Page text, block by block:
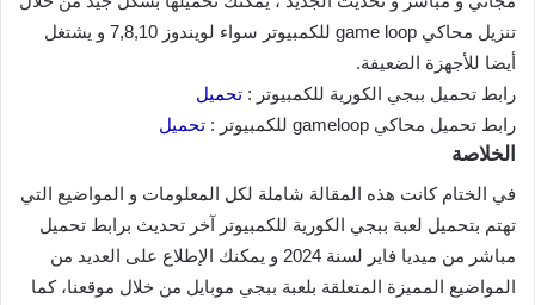
تنزيل محاكي game loop للكمبيوتر سواء لويندوز 7,8,10 و يشتغل
أيضا للأجهزة الضعيفة.
رابط تحميل ببجي الكورية للكمبيوتر : تحميل
رابط تحميل محاكي gameloop للكمبيوتر :
تحميل
الخلاصة
في الختام كانت هذه المقالة شاملة لكل المعلومات و المواضيع التي
تهتم بتحميل لعبة ببجي الكورية للكمبيوتر آخر تحديث برابط تحميل
مباشر من ميديا فاير لسنة 2024 و يمكنك الإطلاع على العديد من
المواضيع المميزة المتعلقة بلعبة ببجي موبايل من خلال موقعنا، كما